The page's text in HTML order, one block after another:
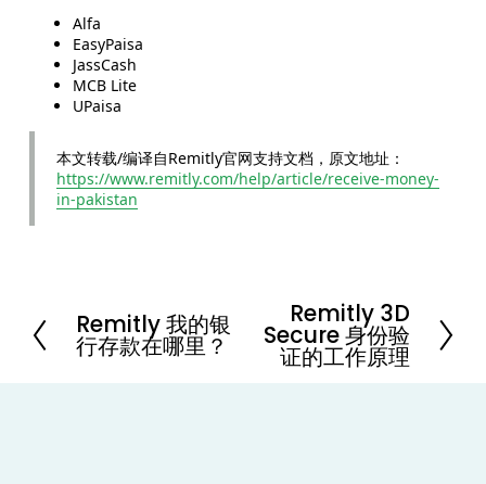
Alfa
EasyPaisa
JassCash
MCB Lite
UPaisa
本文转载/编译自Remitly官网支持文档，原文地址：
https://www.remitly.com/help/article/receive-money-
in-pakistan
P
r
Remitly 我的银
行存款在哪里？
Remitly 3D
Secure 身份验
证的工作原理